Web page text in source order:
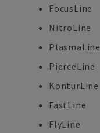
FocusLine
NitroLine
PlasmaLine
PierceLine
KonturLine
FastLine
FlyLine